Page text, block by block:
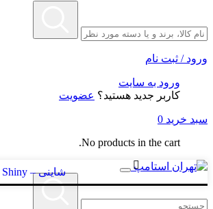
ورود / ثبت نام
ورود به سایت
کاربر جدید هستید؟ عضویت
سبد خرید 0
No products in the cart.
شاینی – Shiny